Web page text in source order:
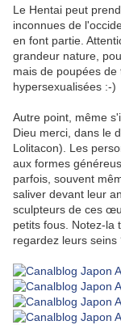
Le Hentai peut
inconnues de
en font partie.
grandeur nature,
mais de poupées
hypersexualisées :-)
Autre point, même
Dieu merci, dans le
Lolitacon). Les
aux formes
parfois, souvent
saliver devant leur
sculpteurs de ces
petits fous. Notez-la
regardez leurs